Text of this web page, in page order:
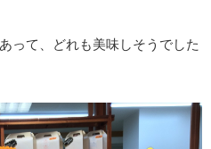
って、どれも美味しそうでした